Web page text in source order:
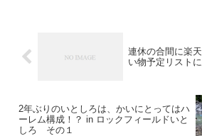
連休の合間に楽
い物予定リスト
2年ぶりのいとしろは、かいにとってはハ
ーレム構成！？ in ロックフィールドいと
しろ その１